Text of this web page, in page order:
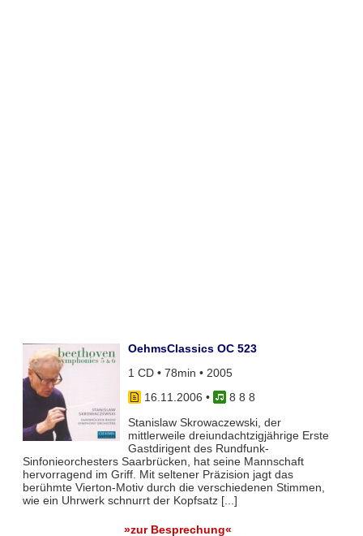
OehmsClassics OC 523
1 CD • 78min • 2005
16.11.2006 •
8 8 8
Stanislaw Skrowaczewski, der
mittlerweile dreiundachtzigjährige Erste
Gastdirigent des Rundfunk-
Sinfonieorchesters Saarbrücken, hat seine Mannschaft
hervorragend im Griff. Mit seltener Präzision jagt das
berühmte Vierton-Motiv durch die verschiedenen Stimmen,
wie ein Uhrwerk schnurrt der Kopfsatz [...]
»zur Besprechung«